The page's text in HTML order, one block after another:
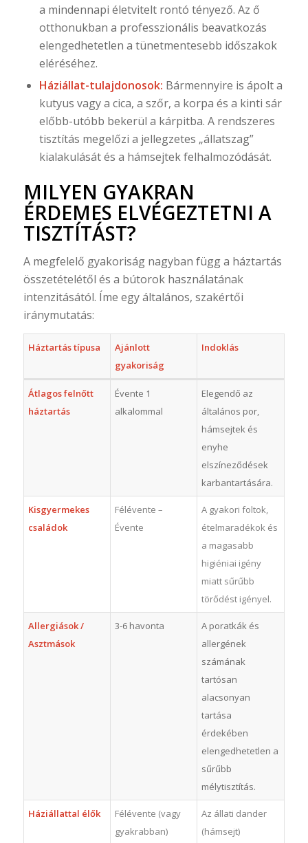
a mindennapi életvitelt rontó tényező. Az ő
otthonukban a professzionális beavatkozás
elengedhetetlen a tünetmentesebb időszakok
eléréséhez.
Háziállat-tulajdonosok: Bármennyire is ápolt a
kutyus vagy a cica, a szőr, a korpa és a kinti sár
előbb-utóbb bekerül a kárpitba. A rendszeres
tisztítás megelőzi a jellegzetes „állatszag”
kialakulását és a hámsejtek felhalmozódását.
MILYEN GYAKRAN
ÉRDEMES ELVÉGEZTETNI A
TISZTÍTÁST?
A megfelelő gyakoriság nagyban függ a háztartás
összetételétől és a bútorok használatának
intenzitásától. Íme egy általános, szakértői
iránymutatás:
Háztartás típusa
Ajánlott
gyakoriság
Indoklás
Átlagos felnőtt
háztartás
Évente 1
alkalommal
Elegendő az
általános por,
hámsejtek és
enyhe
elszíneződések
karbantartására.
Kisgyermekes
családok
Félévente –
Évente
A gyakori foltok,
ételmaradékok és
a magasabb
higiéniai igény
miatt sűrűbb
törődést igényel.
Allergiások /
Asztmások
3-6 havonta
A poratkák és
allergének
számának
tartósan
alacsonyan
tartása
érdekében
elengedhetetlen a
sűrűbb
mélytisztítás.
Háziállattal élők
Félévente (vagy
gyakrabban)
Az állati dander
(hámsejt)